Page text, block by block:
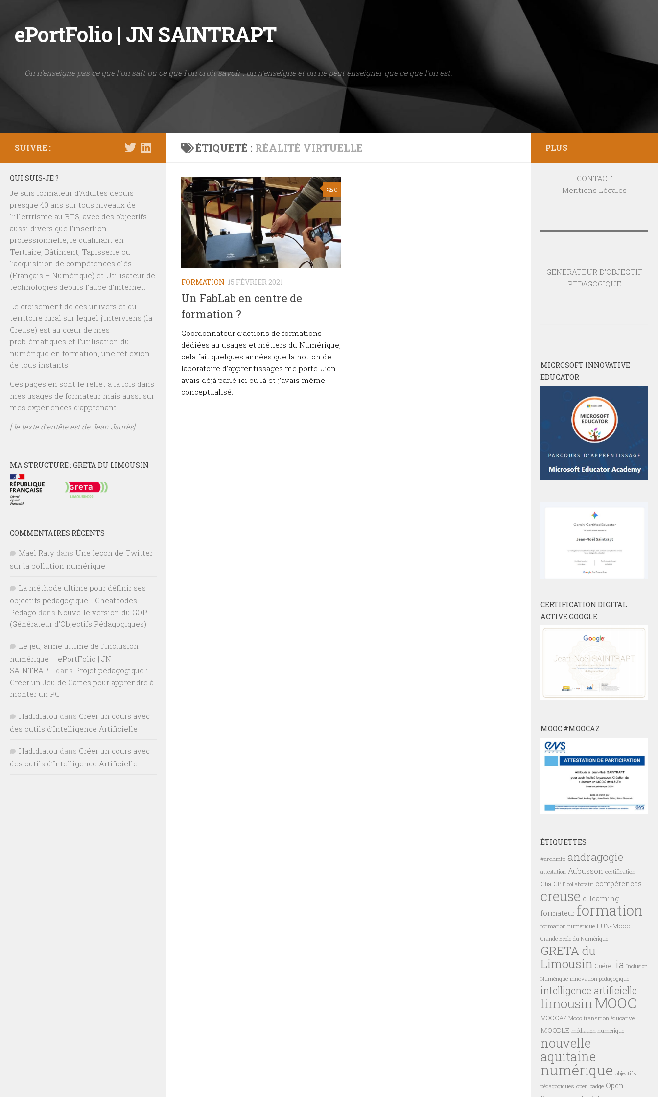
Skip to content
ePortFolio | JN SAINTRAPT
On n'enseigne pas ce que l'on sait ou ce que l'on croit savoir : on n'enseigne et on ne peut enseigner que ce que l'on est.
ÉTIQUETÉ : RÉALITÉ VIRTUELLE
0
FORMATION 15 FÉVRIER 2021
Un FabLab en centre de
formation ?
Coordonnateur d’actions de formations
dédiées au usages et métiers du Numérique,
cela fait quelques années que la notion de
laboratoire d’apprentissages me porte. J’en
avais déjà parlé ici ou là et j’avais même
conceptualisé...
SUIVRE :
QUI SUIS-JE ?
Je suis formateur d’Adultes depuis
presque 40 ans sur tous niveaux de
l’illettrisme au BTS, avec des objectifs
aussi divers que l’insertion
professionnelle, le qualifiant en
Tertiaire, Bâtiment, Tapisserie ou
l’acquisition de compétences clés
(Français – Numérique) et Utilisateur de
technologies depuis l’aube d’internet.
Le croisement de ces univers et du
territoire rural sur lequel j’interviens (la
Creuse) est au cœur de mes
problématiques et l’utilisation du
numérique en formation, une réflexion
de tous instants.
Ces pages en sont le reflet à la fois dans
mes usages de formateur mais aussi sur
mes expériences d’apprenant.
[ le texte d’entête est de Jean Jaurès]
MA STRUCTURE : GRETA DU LIMOUSIN
COMMENTAIRES RÉCENTS
Maël Raty dans Une leçon de Twitter
sur la pollution numérique
La méthode ultime pour définir ses
objectifs pédagogique - Cheatcodes
Pédago dans Nouvelle version du GOP
(Générateur d’Objectifs Pédagogiques)
Le jeu, arme ultime de l’inclusion
numérique – ePortFolio | JN
SAINTRAPT dans Projet pédagogique :
Créer un Jeu de Cartes pour apprendre à
monter un PC
Hadidiatou dans Créer un cours avec
des outils d’Intelligence Artificielle
Hadidiatou dans Créer un cours avec
des outils d’Intelligence Artificielle
PLUS
CONTACT
Mentions Légales
GENERATEUR D'OBJECTIF
PEDAGOGIQUE
MICROSOFT INNOVATIVE
EDUCATOR
CERTIFICATION DIGITAL
ACTIVE GOOGLE
MOOC #MOOCAZ
ÉTIQUETTES
#archinfo andragogie
attestation Aubusson certification
ChatGPT collaboratif compétences
creuse e-learning
formateur formation
formation numérique FUN-Mooc
Grande Ecole du Numérique
GRETA du
Limousin Guéret ia Inclusion
Numérique innovation pédagogique
intelligence artificielle
limousin MOOC
MOOCAZ Mooc transition éducative
MOODLE médiation numérique
nouvelle
aquitaine
numérique objectifs
pédagogiques open badge Open